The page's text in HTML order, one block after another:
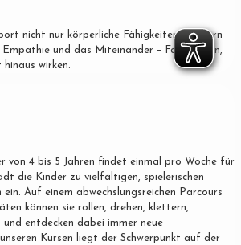
nicht nur körperliche Fähigkeiten, sondern
und das Miteinander – Fähigkeiten,
wirken.
von 4 bis 5 Jahren findet einmal pro Woche für
die Kinder zu vielfältigen, spielerischen
ein. Auf einem abwechslungsreichen Parcours
können sie rollen, drehen, klettern,
und entdecken dabei immer neue
Kursen liegt der Schwerpunkt auf der